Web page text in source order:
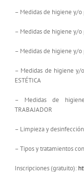
– Medidas de higiene y/o
– Medidas de higiene y/o
– Medidas de higiene y/o
– Medidas de higiene y/o
ESTÉTICA
– Medidas de
TRABAJADOR
– Limpieza y
– Tipos y tratamientos
Inscripciones (gratuito):